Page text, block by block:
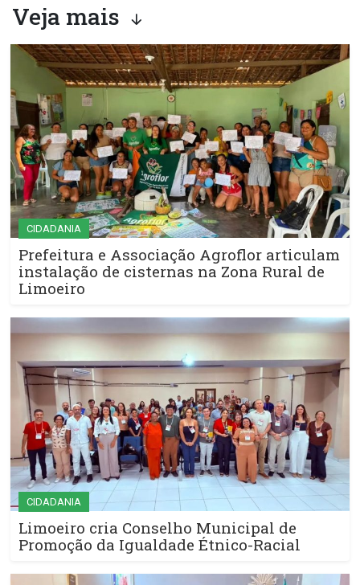
Veja mais
CIDADANIA
Prefeitura e Associação Agroflor articulam
instalação de cisternas na Zona Rural de
Limoeiro
CIDADANIA
Limoeiro cria Conselho Municipal de
Promoção da Igualdade Étnico-Racial